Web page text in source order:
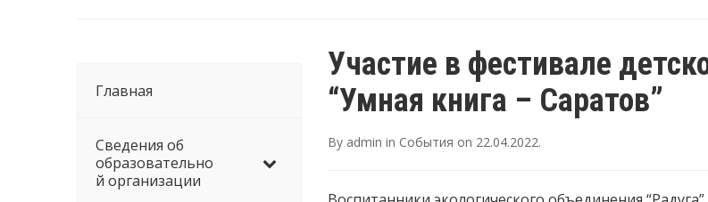
Главная
Сведения об
образовательно
й организации
Участие в фестивале
“Умная книга – Саратов”
By admin in События on 22.04.2022.